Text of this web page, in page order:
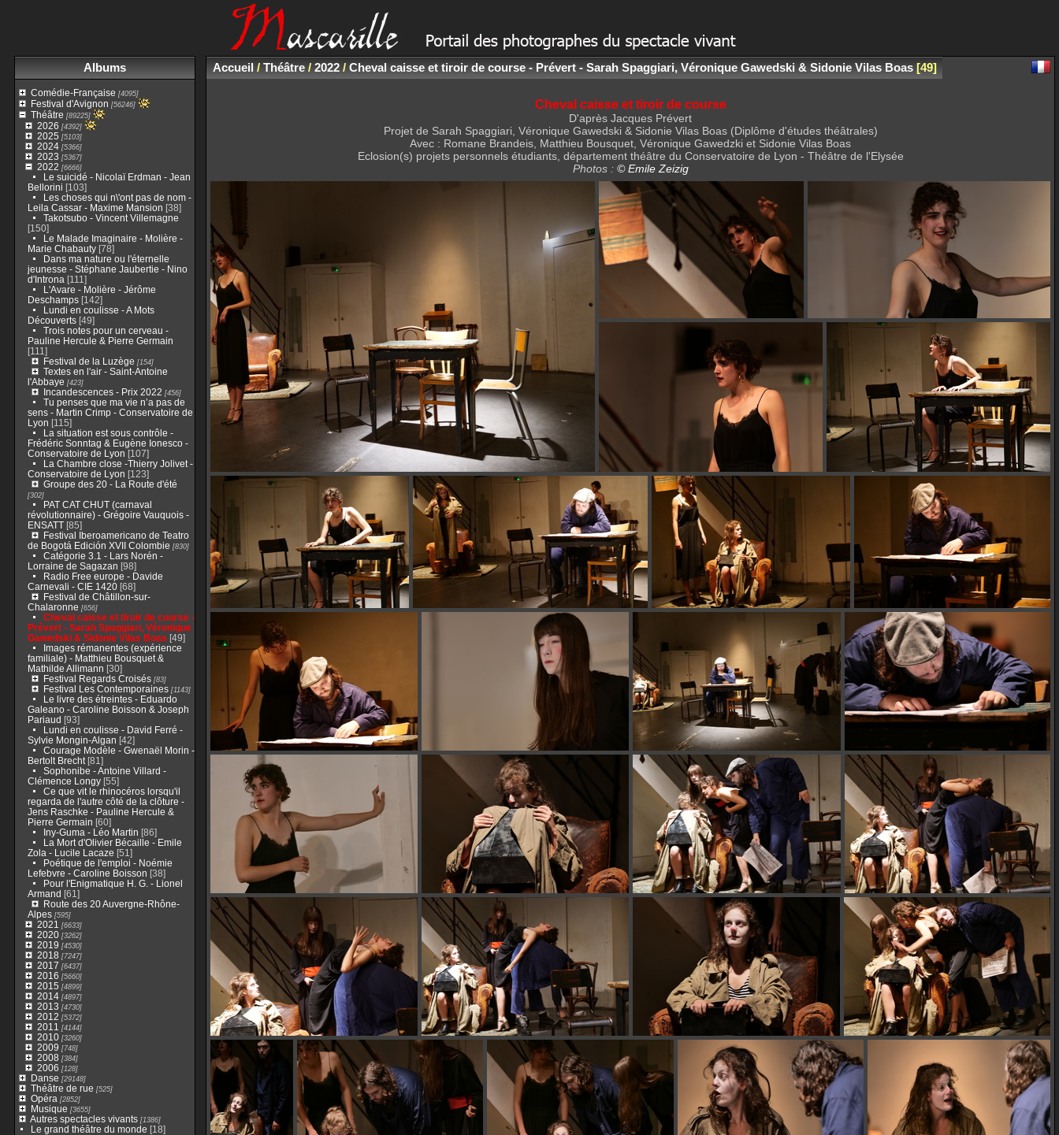
Albums
Comédie-Française [4095]
Festival d'Avignon [56246]
Théâtre [89225]
2026 [4392]
2025 [5103]
2024[5366]
2023 [5367]
2022 [6666]
Le suicidé - Nicolaï Erdman - Jean
Bellorini [103]
Les choses qui n\'ont pas de nom -
Leila Cassar - Maxime Mansion [38]
Takotsubo - Vincent Villemagne
[150]
Le Malade Imaginaire - Molière -
Marie Chabauty[78]
Dans ma nature ou l'éternelle
jeunesse - Stéphane Jaubertie - Nino
d'Introna [111]
L'Avare - Molière - Jérôme
Deschamps[142]
Lundi en coulisse - A Mots
Découverts[49]
Trois notes pour un cerveau -
Pauline Hercule & Pierre Germain
[111]
Festival de la Luzège [154]
Textes en l'air - Saint-Antoine
l'Abbaye [423]
Incandescences - Prix 2022 [456]
Tu penses que ma vie n’a pas de
sens - Martin Crimp - Conservatoire de
Lyon [115]
La situation est sous contrôle -
Frédéric Sonntag & Eugène Ionesco -
Conservatoire de Lyon [107]
La Chambre close -Thierry Jolivet -
Conservatoire de Lyon [123]
Groupe des 20 - La Route d'été
[302]
PAT CAT CHUT (carnaval
révolutionnaire) - Grégoire Vauquois -
ENSATT[85]
Festival Iberoamericano de Teatro
de Bogotá Edición XVII Colombie [830]
Catégorie 3.1 - Lars Norén -
Lorraine de Sagazan [98]
Radio Free europe - Davide
Carnevali - CIE 1420[68]
Festival de Châtillon-sur-
Chalaronne [656]
Cheval caisse et tiroir de course -
Prévert - Sarah Spaggiari, Véronique
Gawedski & Sidonie Vilas Boas [49]
Images rémanentes (expérience
familiale) - Matthieu Bousquet &
Mathilde Allimann [30]
Festival Regards Croisés[83]
Festival Les Contemporaines[1143]
Le livre des étreintes - Eduardo
Galeano - Caroline Boisson & Joseph
Pariaud [93]
Lundi en coulisse - David Ferré -
Sylvie Mongin-Algan [42]
Courage Modèle - Gwenaël Morin -
Bertolt Brecht[81]
Sophonibe - Antoine Villard -
Clémence Longy[55]
Ce que vit le rhinocéros lorsqu'il
regarda de l'autre côté de la clôture -
Jens Raschke - Pauline Hercule &
Pierre Germain [60]
Iny-Guma - Léo Martin [86]
La Mort d'Olivier Bécaille - Emile
Zola - Lucile Lacaze [51]
Poétique de l'emploi - Noémie
Lefebvre - Caroline Boisson [38]
Pour l'Enigmatique H. G. - Lionel
Armand [61]
Route des 20 Auvergne-Rhône-
Alpes[595]
2021 [6633]
2020[3262]
2019 [4530]
2018 [7247]
2017 [6437]
2016 [5660]
2015 [4899]
2014[4897]
2013 [4730]
2012 [5372]
2011 [4144]
2010[3260]
2009 [748]
2008 [384]
2006 [128]
Danse [29148]
Théâtre de rue [525]
Opéra [2852]
Musique [3655]
Autres spectacles vivants[1386]
Le grand théâtre du monde [18]
Accueil/ Théâtre/ 2022/ Cheval caisse et tiroir de course - Prévert - Sarah Spaggiari, Véronique Gawedski & Sidonie Vilas Boas 49
Cheval caisse et tiroir de course
D'après Jacques Prévert
Projet de Sarah Spaggiari, Véronique Gawedski & Sidonie Vilas Boas (Diplôme d'études théâtrales)
Avec : Romane Brandeis, Matthieu Bousquet, Véronique Gawedzki et Sidonie Vilas Boas
Eclosion(s) projets personnels étudiants, département théâtre du Conservatoire de Lyon - Théâtre de l'Elysée
Photos : © Emile Zeizig